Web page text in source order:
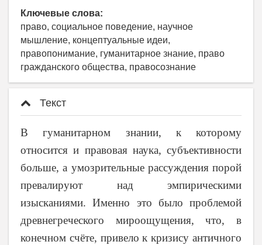
Ключевые слова:
право, социальное поведение, научное
мышление, концептуальные идеи,
правопонимание, гуманитарное знание, право
гражданского общества, правосознание
Текст
В гуманитарном знании, к которому
относится и правовая наука, субъективности
больше, а умозрительные рассуждения порой
превалируют над эмпирическими
изысканиями. Именно это было проблемой
древнегреческого мироощущения, что, в
конечном счёте, привело к кризису античного